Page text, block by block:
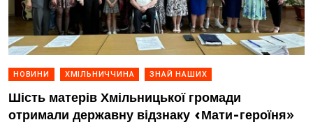
НОВИНИ ХМІЛЬНИЧЧИНА ЗНАЙ НАШИХ
Шість матерів Хмільницької громади
отримали державну відзнаку «Мати-героїня»